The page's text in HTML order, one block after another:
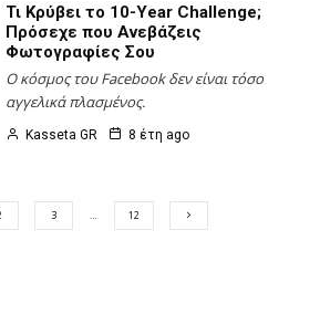
Τι Κρύβει το 10-Year Challenge;
Πρόσεχε που Ανεβάζεις
Φωτογραφίες Σου
Ο κόσμος του Facebook δεν είναι τόσο
αγγελικά πλασμένος.
Kasseta GR 8 έτη ago
3 … 12